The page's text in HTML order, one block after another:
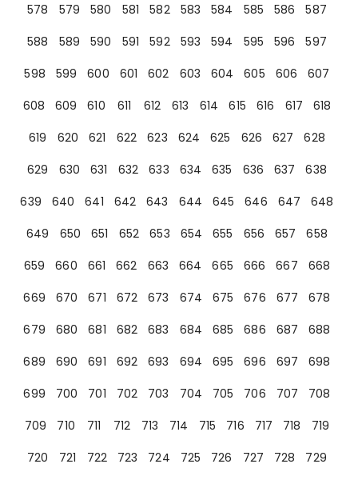
578
579 580 581 582 583 584 585 586
587
588
589 590 591 592 593 594 595 596
597
598
599 600 601 602 603 604 605 606
607
608
609 610 611 612 613 614 615 616 617
618
619
620 621 622 623 624 625 626 627
628
629
630 631 632 633 634 635 636 637
638
639
640 641 642 643 644 645 646 647
648
649
650 651 652 653 654 655 656 657
658
659
660 661 662 663 664 665 666 667
668
669
670 671 672 673 674 675 676 677
678
679
680 681 682 683 684 685 686 687
688
689
690 691 692 693 694 695 696 697
698
699
700 701 702 703 704 705 706 707
708
709
710 711 712 713 714 715 716 717 718
719
720
721 722 723 724 725 726 727 728
729